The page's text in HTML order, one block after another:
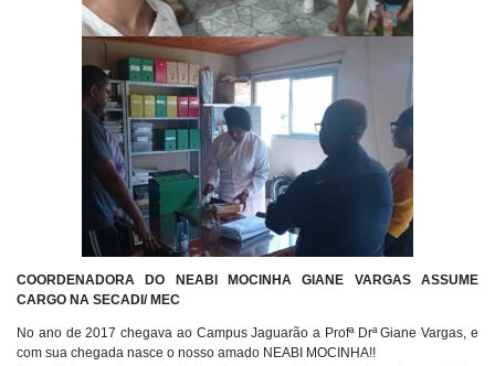
COORDENADORA DO NEABI MOCINHA GIANE VARGAS ASSUME
CARGO NA SECADI/ MEC
No ano de 2017 chegava ao Campus Jaguarão a Profª Drª Giane Vargas, e
com sua chegada nasce o nosso amado NEABI MOCINHA!!